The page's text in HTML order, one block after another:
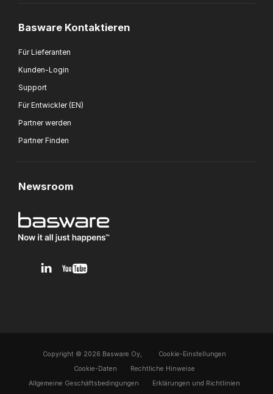
Basware Kontaktieren
Für Lieferanten
Kunden-Login
Support
Für Entwickler (EN)
Partner werden
Partner Finden
Newsroom
Copyright © 2026 Basware Oy,
Cookie-Einstellungen
Cookie-Daten
Rechtliche Hinweise
Allgemeine Geschäftsbedingungen
Erklärungen und Richtlinien